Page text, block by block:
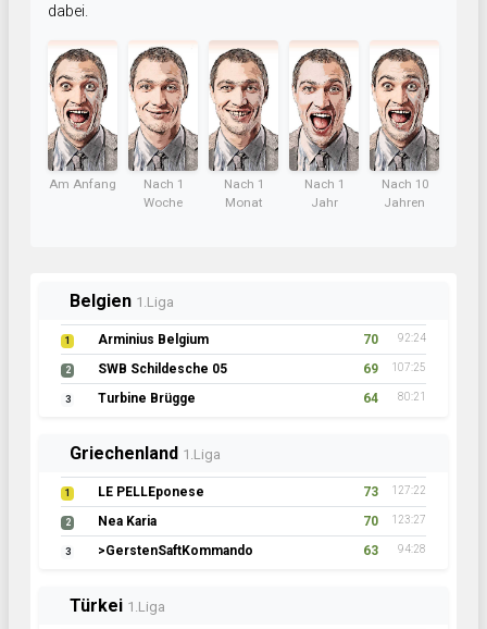
dabei.
Am Anfang
Nach 1
Woche
Nach 1
Monat
Nach 1
Jahr
Nach 10
Jahren
Belgien 1.Liga
1 Arminius Belgium 70 92:24
2 SWB Schildesche 05 69 107:25
3 Turbine Brügge 64 80:21
Griechenland 1.Liga
1 LE PELLEponese 73 127:22
2 Nea Karia 70 123:27
3 >GerstenSaftKommando 63 94:28
Türkei 1.Liga